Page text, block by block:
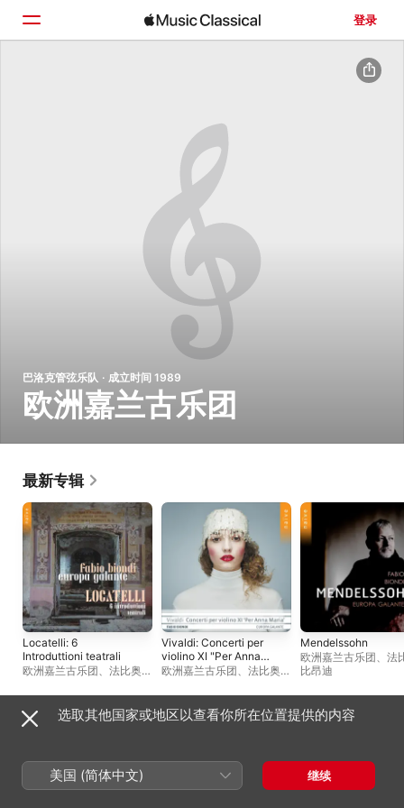
登录
巴洛克管弦乐队 · 成立时间 1989
欧洲嘉兰古乐团
最新专辑
Locatelli: 6
Introduttioni teatrali
欧洲嘉兰古乐团、 法比奥 ·
Vivaldi: Concerti per
violino XI "Per Anna
Maria"
欧洲嘉兰古乐团、 法比奥 ·
Mendelssohn
欧洲嘉兰古乐团、 法
比昂迪
现场专辑
选取其他国家或地区以查看你所在位置提供的内容
美国 (简体中文) 继续